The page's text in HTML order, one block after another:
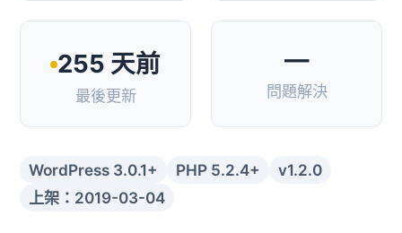
255 天前
最後更新
—
問題解決
WordPress 3.0.1+ PHP 5.2.4+
v1.2.0
上架：2019-03-04